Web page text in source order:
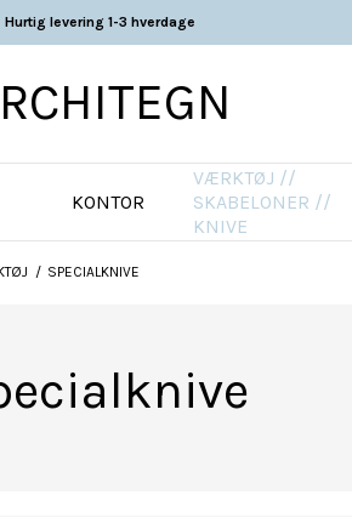
Hurtig levering 1-3 hverdage
KONTOR
VÆRKTØJ //
SKABELONER //
KNIVE
/ SPECIALKNIVE